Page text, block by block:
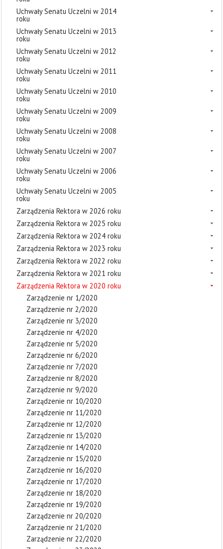
Uchwały Senatu Uczelni w 2014
roku
Uchwały Senatu Uczelni w 2013
roku
Uchwały Senatu Uczelni w 2012
roku
Uchwały Senatu Uczelni w 2011
roku
Uchwały Senatu Uczelni w 2010
roku
Uchwały Senatu Uczelni w 2009
roku
Uchwały Senatu Uczelni w 2008
roku
Uchwały Senatu Uczelni w 2007
roku
Uchwały Senatu Uczelni w 2006
roku
Uchwały Senatu Uczelni w 2005
roku
Zarządzenia Rektora w 2026 roku
Zarządzenia Rektora w 2025 roku
Zarządzenia Rektora w 2024 roku
Zarządzenia Rektora w 2023 roku
Zarządzenia Rektora w 2022 roku
Zarządzenia Rektora w 2021 roku
Zarządzenia Rektora w 2020 roku
Zarządzenie nr 1/2020
Zarządzenie nr 2/2020
Zarządzenie nr 3/2020
Zarządzenie nr 4/2020
Zarządzenie nr 5/2020
Zarządzenie nr 6/2020
Zarządzenie nr 7/2020
Zarządzenie nr 8/2020
Zarządzenie nr 9/2020
Zarządzenie nr 10/2020
Zarządzenie nr 11/2020
Zarządzenie nr 12/2020
Zarządzenie nr 13/2020
Zarządzenie nr 14/2020
Zarządzenie nr 15/2020
Zarządzenie nr 16/2020
Zarządzenie nr 17/2020
Zarządzenie nr 18/2020
Zarządzenie nr 19/2020
Zarządzenie nr 20/2020
Zarządzenie nr 21/2020
Zarządzenie nr 22/2020